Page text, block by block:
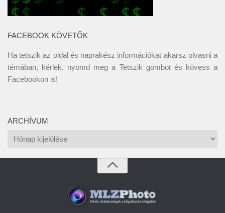
FACEBOOK KÖVETŐK
Ha tetszik az oldal és naprakész információkat akarsz olvasni a
témában, kérlek, nyomd meg a Tetszik gombot és kövess a
Facebookon is!
ARCHÍVUM
Archívum